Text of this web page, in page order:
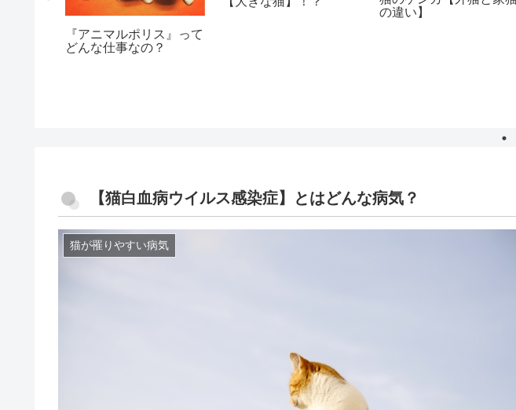
『アニマルポリス』って
どんな仕事なの？
の違い】
【猫白血病ウイルス感染症】とはどんな病気？
猫が罹りやすい病気